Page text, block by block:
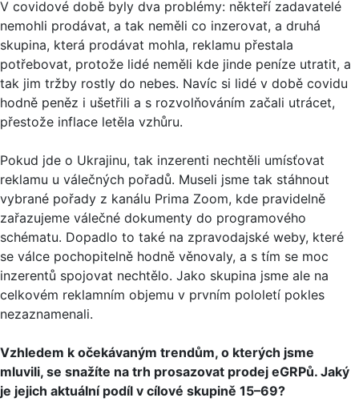
V covidové době byly dva problémy: někteří zadavatelé
nemohli prodávat, a tak neměli co inzerovat, a druhá
skupina, která prodávat mohla, reklamu přestala
potřebovat, protože lidé neměli kde jinde peníze utratit, a
tak jim tržby rostly do nebes. Navíc si lidé v době covidu
hodně peněz i ušetřili a s rozvolňováním začali utrácet,
přestože inflace letěla vzhůru.
Pokud jde o Ukrajinu, tak inzerenti nechtěli umísťovat
reklamu u válečných pořadů. Museli jsme tak stáhnout
vybrané pořady z kanálu Prima Zoom, kde pravidelně
zařazujeme válečné dokumenty do programového
schématu. Dopadlo to také na zpravodajské weby, které
se válce pochopitelně hodně věnovaly, a s tím se moc
inzerentů spojovat nechtělo. Jako skupina jsme ale na
celkovém reklamním objemu v prvním pololetí pokles
nezaznamenali.
Vzhledem k očekávaným trendům, o kterých jsme
mluvili, se snažíte na trh prosazovat prodej eGRPů. Jaký
je jejich aktuální podíl v cílové skupině 15–69?